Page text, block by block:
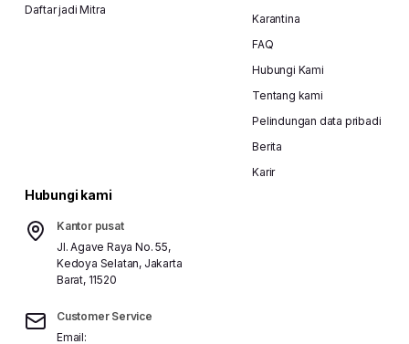
Daftar jadi Mitra
Karantina
FAQ
Hubungi Kami
Tentang kami
Pelindungan data pribadi
Berita
Karir
Hubungi kami
Kantor pusat
Jl. Agave Raya No. 55,
Kedoya Selatan, Jakarta
Barat, 11520
Customer Service
Email: